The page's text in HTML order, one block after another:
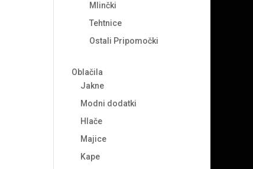
Mlinčki
Tehtnice
Ostali Pripomočki
Oblačila
Jakne
Modni dodatki
Hlače
Majice
Kape